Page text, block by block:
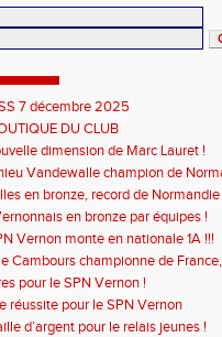
7 décembre 2025
DU CLUB
dimension de Marc Lauret !
Vandewalle champion de
en bronze, record de
en bronze par équipes !
Vernon monte en nationale 1A !!!
Cambours championne de
pour le SPN Vernon !
réussite pour le SPN Vernon
d’argent pour le relais jeunes !